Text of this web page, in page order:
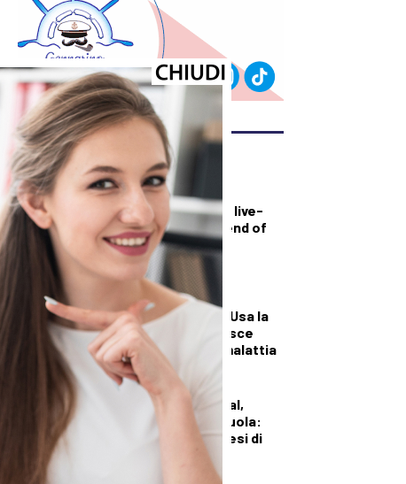
ULTIMI ARTICOLI
TECNOLOGIA
Uli Latukefu sarà
Ganondorf nel film live-
action di The Legend of
Zelda
SALUTE E BENESSERE
Svolta contro la
narcolessia, negli Usa la
prima cura che agisce
sulla causa della malattia
DEMOGRAFICA
Prima usano i social,
peggio vanno a scuola:
“Persi fino a sei mesi di
apprendimento”